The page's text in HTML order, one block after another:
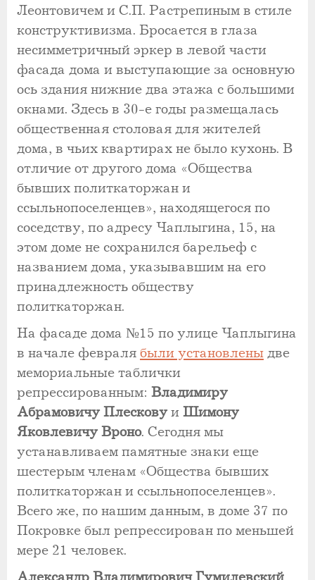
Леонтовичем и С.П. Растрепиным в стиле
конструктивизма. Бросается в глаза
несимметричный эркер в левой части
фасада дома и выступающие за основную
ось здания нижние два этажа с большими
окнами. Здесь в 30-е годы размещалась
общественная столовая для жителей
дома, в чьих квартирах не было кухонь. В
отличие от другого дома «Общества
бывших политкаторжан и
ссыльнопоселенцев», находящегося по
соседству, по адресу Чаплыгина, 15, на
этом доме не сохранился барельеф с
названием дома, указывавшим на его
принадлежность обществу
политкаторжан.
На фасаде дома №15 по улице Чаплыгина
в начале февраля были установлены две
мемориальные таблички
репрессированным: Владимиру
Абрамовичу Плескову и Шимону
Яковлевичу Вроно. Сегодня мы
устанавливаем памятные знаки еще
шестерым членам «Общества бывших
политкаторжан и ссыльнопоселенцев».
Всего же, по нашим данным, в доме 37 по
Покровке был репрессирован по меньшей
мере 21 человек.